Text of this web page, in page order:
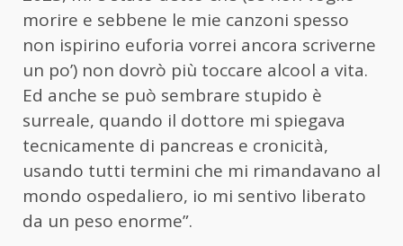
morire e sebbene le mie canzoni spesso
non ispirino euforia vorrei ancora scriverne
un po’) non dovrò più toccare alcool a vita.
Ed anche se può sembrare stupido è
surreale, quando il dottore mi spiegava
tecnicamente di pancreas e cronicità,
usando tutti termini che mi rimandavano al
mondo ospedaliero, io mi sentivo liberato
da un peso enorme”.